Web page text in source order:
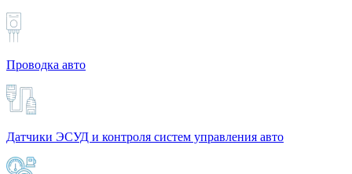
Проводка авто
Датчики ЭСУД и контроля систем управления авто